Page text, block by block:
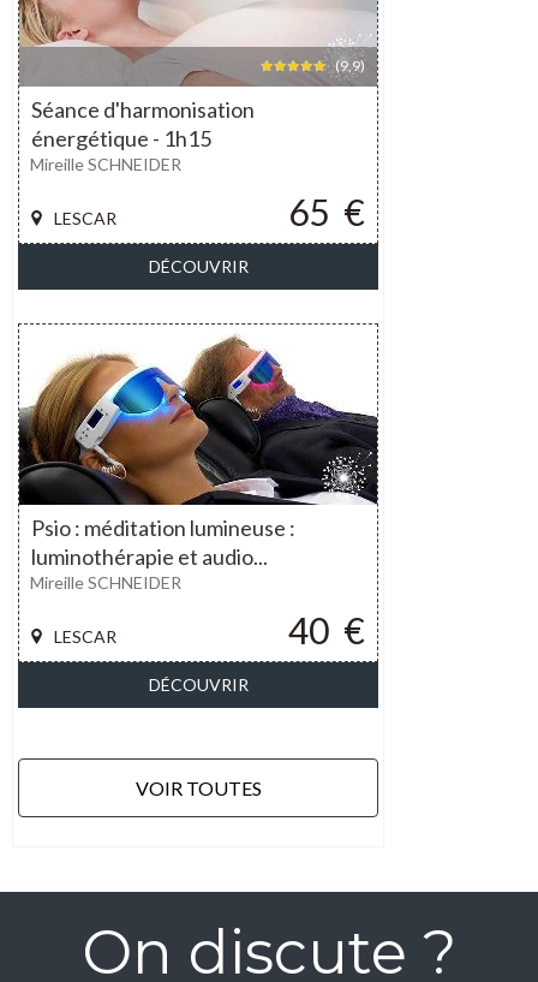
(9,9)
Séance d'harmonisation
énergétique - 1h15
65 €
LESCAR
Mireille SCHNEIDER
DÉCOUVRIR
Psio : méditation lumineuse :
luminothérapie et audio...
40 €
LESCAR
Mireille SCHNEIDER
DÉCOUVRIR
VOIR TOUTES
On discute ?